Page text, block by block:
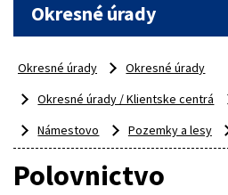
Okresné úrady
Okresné úrady
Okresné úrady
Okresné úrady / Klientske centrá
Námestovo
Pozemky a lesy
Polovnictvo